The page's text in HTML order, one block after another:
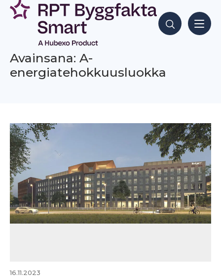
Siirry
sisältöön
Hae sisältöjä
Avainsana: A-
energiatehokkuusluokka
16.11.2023